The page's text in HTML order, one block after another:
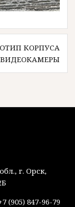
КОРПУСА
ВИДЕОКАМЕРЫ
г. Орск,
(905) 847-96-79